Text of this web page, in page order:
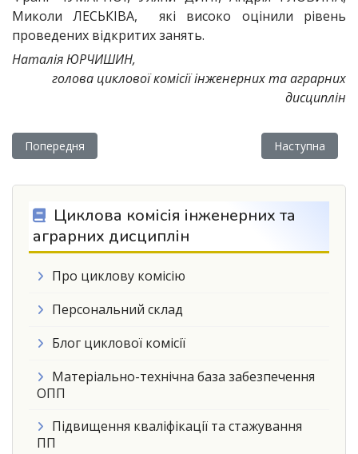
Миколи ЛЕСЬКІВА, які високо оцінили рівень
проведених відкритих занять.
Наталія ЮРЧИШИН,
голова циклової комісії інженерних та аграрних
дисциплін
Попередня стаття: У Бережанському фаховому коледжі
Попередня Наступна
Наступна
Циклова комісія інженерних та
аграрних дисциплін
Про циклову комісію
Персональний склад
Блог циклової комісії
Матеріально-технічна база забезпечення
ОПП
Підвищення кваліфікації та стажування
ПП